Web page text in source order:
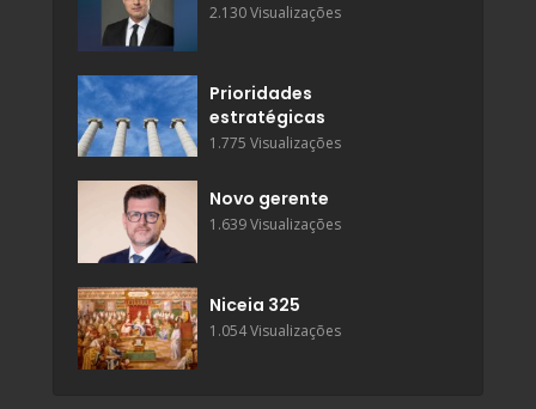
2.130 Visualizações
Prioridades
estratégicas
1.775 Visualizações
Novo gerente
1.639 Visualizações
Niceia 325
1.054 Visualizações